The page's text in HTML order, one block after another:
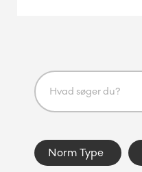
Norm Type